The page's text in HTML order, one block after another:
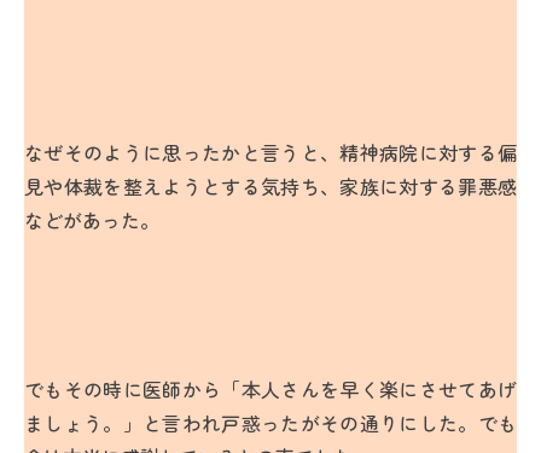
なぜそのように思ったかと言うと、精神病院に対する偏
見や体裁を整えようとする気持ち、家族に対する罪悪感
などがあった。
でもその時に医師から「本人さんを早く楽にさせてあげ
ましょう。」と言われ戸惑ったがその通りにした。でも